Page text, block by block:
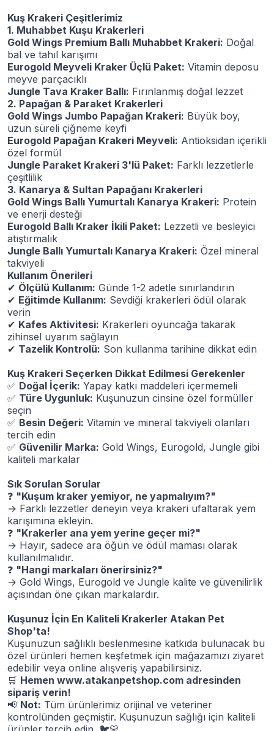
Kuş Krakeri Çeşitlerimiz
1. Muhabbet Kuşu Krakerleri
Gold Wings Premium Ballı Muhabbet Krakeri: Doğal
bal ve tahıl karışımı
Eurogold Meyveli Kraker Üçlü Paket: Vitamin deposu
meyve parçacıklı
Jungle Tava Kraker Ballı: Fırınlanmış doğal lezzet
2. Papağan & Paraket Krakerleri
Gold Wings Jumbo Papağan Krakeri: Büyük boy,
uzun süreli çiğneme keyfi
Eurogold Papağan Krakeri Meyveli: Antioksidan içerikli
özel formül
Jungle Paraket Krakeri 3'lü Paket: Farklı lezzetlerle
çeşitlilik
3. Kanarya & Sultan Papağanı Krakerleri
Gold Wings Ballı Yumurtalı Kanarya Krakeri: Protein
ve enerji desteği
Eurogold Ballı Kraker İkili Paket: Lezzetli ve besleyici
atıştırmalık
Jungle Ballı Yumurtalı Kanarya Krakeri: Özel mineral
takviyeli
Kullanım Önerileri
✔ Ölçülü Kullanım: Günde 1-2 adetle sınırlandırın
✔ Eğitimde Kullanım: Sevdiği krakerleri ödül olarak
verin
✔ Kafes Aktivitesi: Krakerleri oyuncağa takarak
zihinsel uyarım sağlayın
✔ Tazelik Kontrolü: Son kullanma tarihine dikkat edin
Kuş Krakeri Seçerken Dikkat Edilmesi Gerekenler
✅ Doğal İçerik: Yapay katkı maddeleri içermemeli
✅ Türe Uygunluk: Kuşunuzun cinsine özel formüller
seçin
✅ Besin Değeri: Vitamin ve mineral takviyeli olanları
tercih edin
✅ Güvenilir Marka: Gold Wings, Eurogold, Jungle gibi
kaliteli markalar
Sık Sorulan Sorular
❓ "Kuşum kraker yemiyor, ne yapmalıyım?"
→ Farklı lezzetler deneyin veya krakeri ufaltarak yem
karışımına ekleyin.
❓ "Krakerler ana yem yerine geçer mi?"
→ Hayır, sadece ara öğün ve ödül maması olarak
kullanılmalıdır.
❓ "Hangi markaları önerirsiniz?"
→ Gold Wings, Eurogold ve Jungle kalite ve güvenilirlik
açısından öne çıkan markalardır.
Kuşunuz İçin En Kaliteli Krakerler Atakan Pet
Shop'ta!
Kuşunuzun sağlıklı beslenmesine katkıda bulunacak bu
özel ürünleri hemen keşfetmek için mağazamızı ziyaret
edebilir veya online alışveriş yapabilirsiniz.
🛒 Hemen www.atakanpetshop.com adresinden
sipariş verin!
📢 Not: Tüm ürünlerimiz orijinal ve veteriner
kontrolünden geçmiştir. Kuşunuzun sağlığı için kaliteli